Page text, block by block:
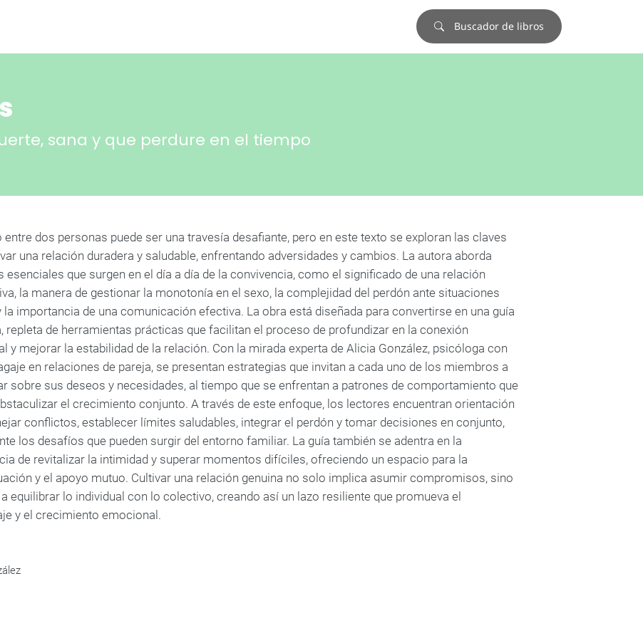
Buscador de libros
sana y que perdure en el tiempo
entre dos personas puede ser una travesía desafiante, pero en este texto se exploran las claves
una relación duradera y saludable, enfrentando adversidades y cambios. La autora aborda
esenciales que surgen en el día a día de la convivencia, como el significado de una relación
la manera de gestionar la monotonía en el sexo, la complejidad del perdón ante situaciones
la importancia de una comunicación efectiva. La obra está diseñada para convertirse en una guía
repleta de herramientas prácticas que facilitan el proceso de profundizar en la conexión
y mejorar la estabilidad de la relación. Con la mirada experta de Alicia González, psicóloga con
en relaciones de pareja, se presentan estrategias que invitan a cada uno de los miembros a
sobre sus deseos y necesidades, al tiempo que se enfrentan a patrones de comportamiento que
el crecimiento conjunto. A través de este enfoque, los lectores encuentran orientación
conflictos, establecer límites saludables, integrar el perdón y tomar decisiones en conjunto,
los desafíos que pueden surgir del entorno familiar. La guía también se adentra en la
de revitalizar la intimidad y superar momentos difíciles, ofreciendo un espacio para la
y el apoyo mutuo. Cultivar una relación genuina no solo implica asumir compromisos, sino
equilibrar lo individual con lo colectivo, creando así un lazo resiliente que promueva el
y el crecimiento emocional.